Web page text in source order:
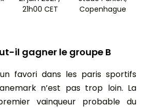
21h00 CET
Copenhague
il gagner le groupe B
favori dans les paris sportifs
n’est pas trop loin. La
vainqueur probable du